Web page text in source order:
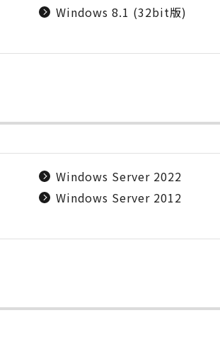
Windows 8.1 (32bit版)
Windows Server 2022
Windows Server 2012